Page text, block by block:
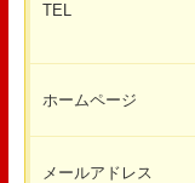
TEL
ホームページ
メールアドレス